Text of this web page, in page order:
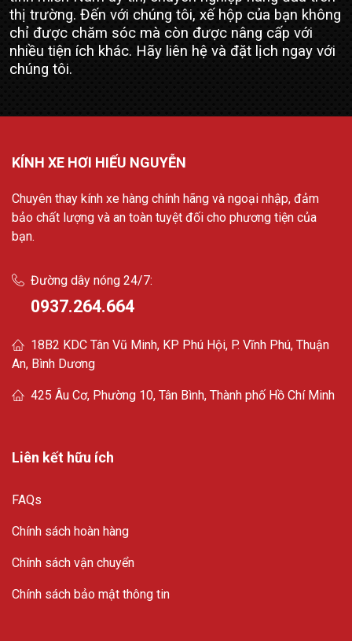
thị trường. Đến với chúng tôi, xế hộp của bạn không
chỉ được chăm sóc mà còn được nâng cấp với
nhiều tiện ích khác. Hãy liên hệ và đặt lịch ngay với
chúng tôi.
KÍNH XE HƠI HIẾU NGUYỄN
Chuyên thay kính xe hàng chính hãng và ngoại nhập, đảm
bảo chất lượng và an toàn tuyệt đối cho phương tiện của
bạn.
Đường dây nóng 24/7:
0937.264.664
18B2 KDC Tân Vũ Minh, KP Phú Hội, P. Vĩnh Phú, Thuận
An, Bình Dương
425 Âu Cơ, Phường 10, Tân Bình, Thành phố Hồ Chí Minh
Liên kết hữu ích
FAQs
Chính sách hoàn hàng
Chính sách vận chuyển
Chính sách bảo mật thông tin